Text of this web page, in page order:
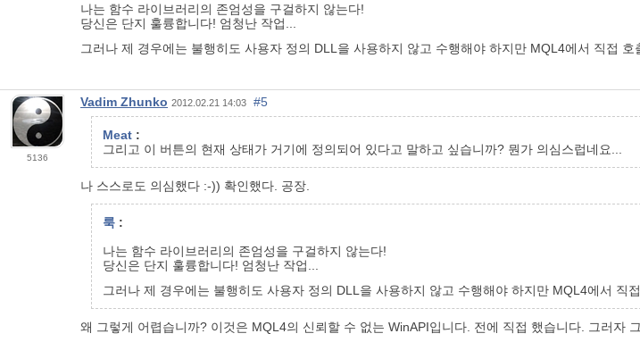
나는 함수 라이브러리의 존엄성을 구걸하지 않는다!
당신은 단지 훌륭합니다! 엄청난 작업...
그러나 제 경우에는 불행히도 사용자 정의 DLL을 사용하지 않고 수행해야 하지만 MQL4에서 직접 호
5136
Vadim Zhunko 2012.02.21 14:03 #5
Meat :
그리고 이 버튼의 현재 상태가 거기에 정의되어 있다고 말하고 싶습니까? 뭔가 의심스럽네요...
나 스스로도 의심했다 :-)) 확인했다. 공장.
룩 :
나는 함수 라이브러리의 존엄성을 구걸하지 않는다!
당신은 단지 훌륭합니다! 엄청난 작업...
그러나 제 경우에는 불행히도 사용자 정의 DLL을 사용하지 않고 수행해야 하지만 MQL4에서 직
왜 그렇게 어렵습니까? 이것은 MQL4의 신뢰할 수 없는 WinAPI입니다. 전에 직접 했습니다. 그러자